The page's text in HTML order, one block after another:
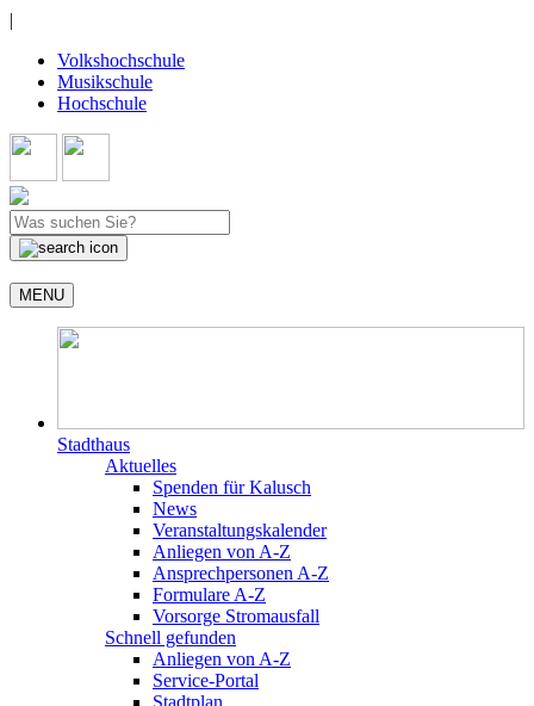
|
Volkshochschule
Musikschule
Hochschule
MENU
Stadthaus
Aktuelles
Spenden für Kalusch
News
Veranstaltungskalender
Anliegen von A-Z
Ansprechpersonen A-Z
Formulare A-Z
Vorsorge Stromausfall
Schnell gefunden
Anliegen von A-Z
Service-Portal
Stadtplan